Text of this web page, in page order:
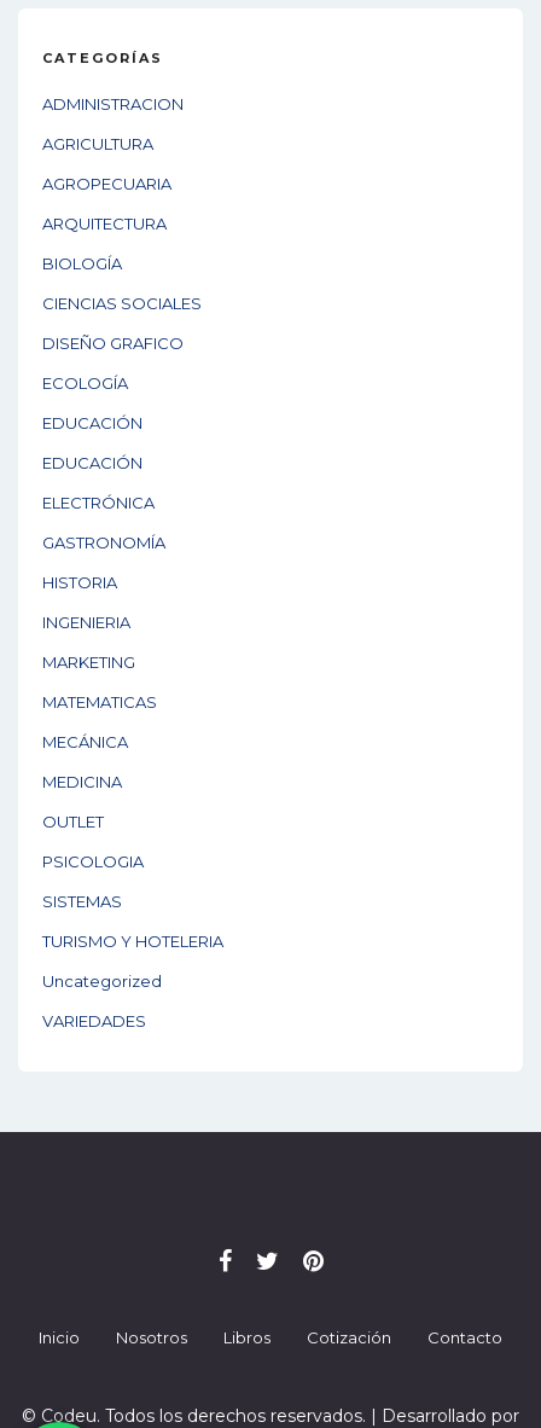
CATEGORÍAS
ADMINISTRACION
AGRICULTURA
AGROPECUARIA
ARQUITECTURA
BIOLOGÍA
CIENCIAS SOCIALES
DISEÑO GRAFICO
ECOLOGÍA
EDUCACIÓN
EDUCACIÓN
ELECTRÓNICA
GASTRONOMÍA
HISTORIA
INGENIERIA
MARKETING
MATEMATICAS
MECÁNICA
MEDICINA
OUTLET
PSICOLOGIA
SISTEMAS
TURISMO Y HOTELERIA
Uncategorized
VARIEDADES
Inicio Nosotros Libros Cotización Contacto
© Codeu. Todos los derechos reservados. | Desarrollado por